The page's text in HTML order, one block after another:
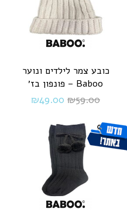
כובע צמר לילדים ונוער
Baboo – פונפון בז׳
₪59.00
₪49.00